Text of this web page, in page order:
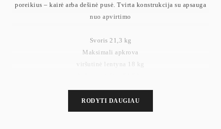
poreikius – kairė arba dešinė pusė. Tvirta konstrukcija su apsauga
nuo apvirtimo
Svoris 21,3 kg
Maksimali apkrova
viršutinė lentyna 18 kg
maža lentyna 18 kg
apatinė lentyna 55 kg
RODYTI DAUGIAU